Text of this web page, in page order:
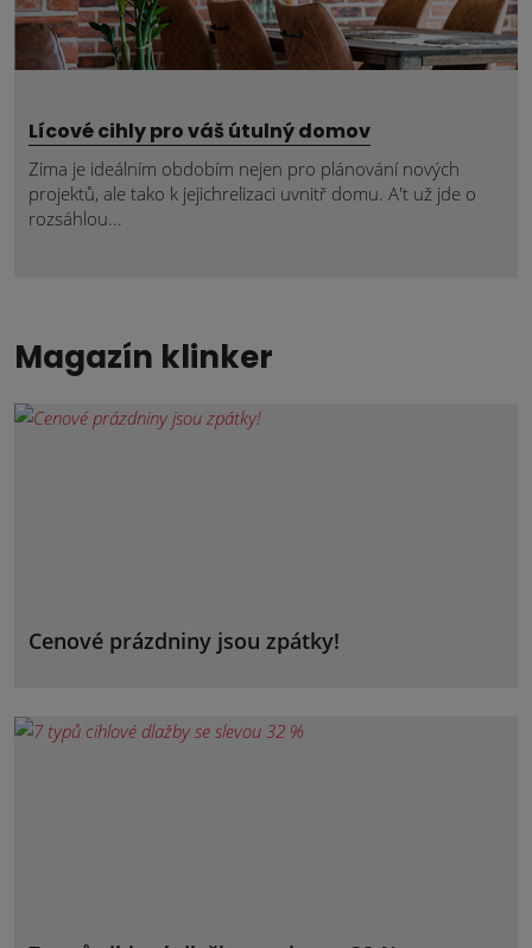
Lícové cihly pro váš útulný domov
Zima je ideálním obdobím nejen pro plánování nových
projektů, ale tako k jejichrelizaci uvnitř domu. A't už jde o
rozsáhlou...
Magazín klinker
Cenové prázdniny jsou zpátky!